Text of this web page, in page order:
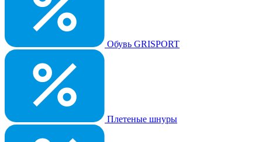
Обувь GRISPORT
Плетеные шнуры